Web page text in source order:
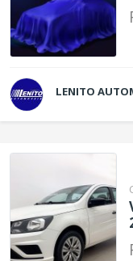
LENITO